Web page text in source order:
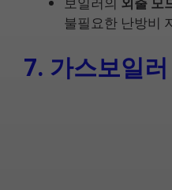
불필요한 난방비
7. 가스보일